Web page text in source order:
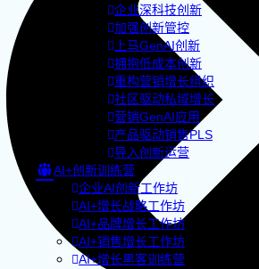
企业深科技创新
加强创新管控
上马GenAI创新
拥抱低成本创新
重构营销增长组织
社区驱动私域增长
营销GenAI应用
产品驱动销售PLS
导入创新运营
AI+创新训练营
企业AI创新工作坊
AI+增长战略工作坊
AI+品牌增长工作坊
AI+销售增长工作坊
AI+增长黑客训练营